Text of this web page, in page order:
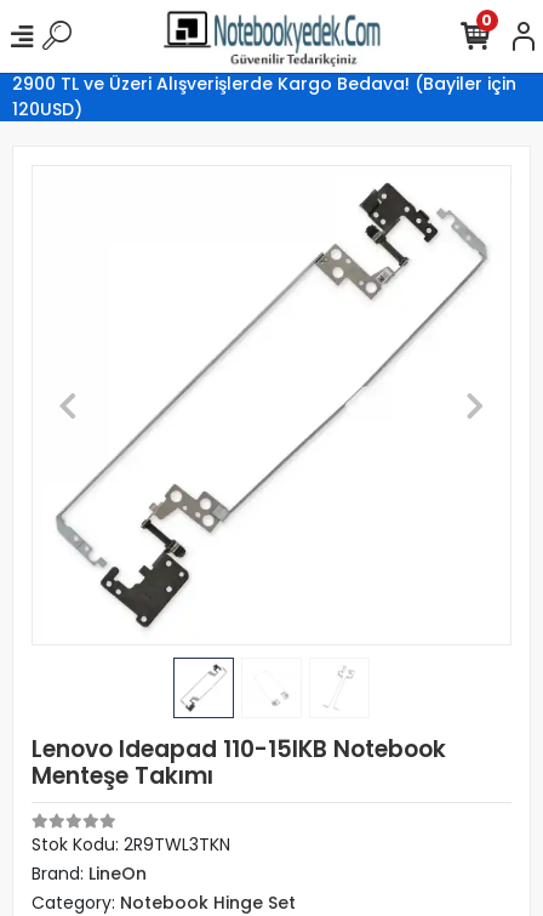
2900 TL ve Üzeri Alışverişlerde Kargo Bedava! (Bayiler için
120USD)
0
Lenovo Ideapad 110-15IKB Notebook
Menteşe Takımı
Stok Kodu: 2R9TWL3TKN
Brand: LineOn
Category: Notebook Hinge Set